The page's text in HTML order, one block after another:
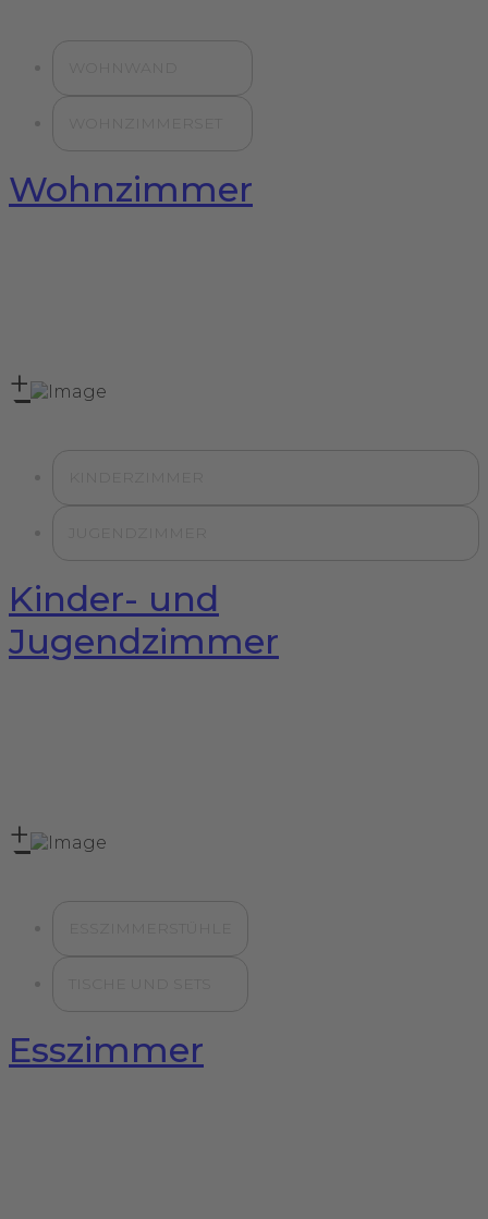
Wohnzimmer
+
Kinder- und
Jugendzimmer
+
Esszimmer